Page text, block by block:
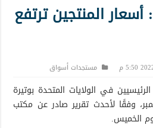
أسعار المنتجين ترتفع
مستجدات أسواق
في الولايات المتحدة بوتيرة
في ديسمبر، وفقًا لأحدث تقرير صادر عن مكتب
الخميس.